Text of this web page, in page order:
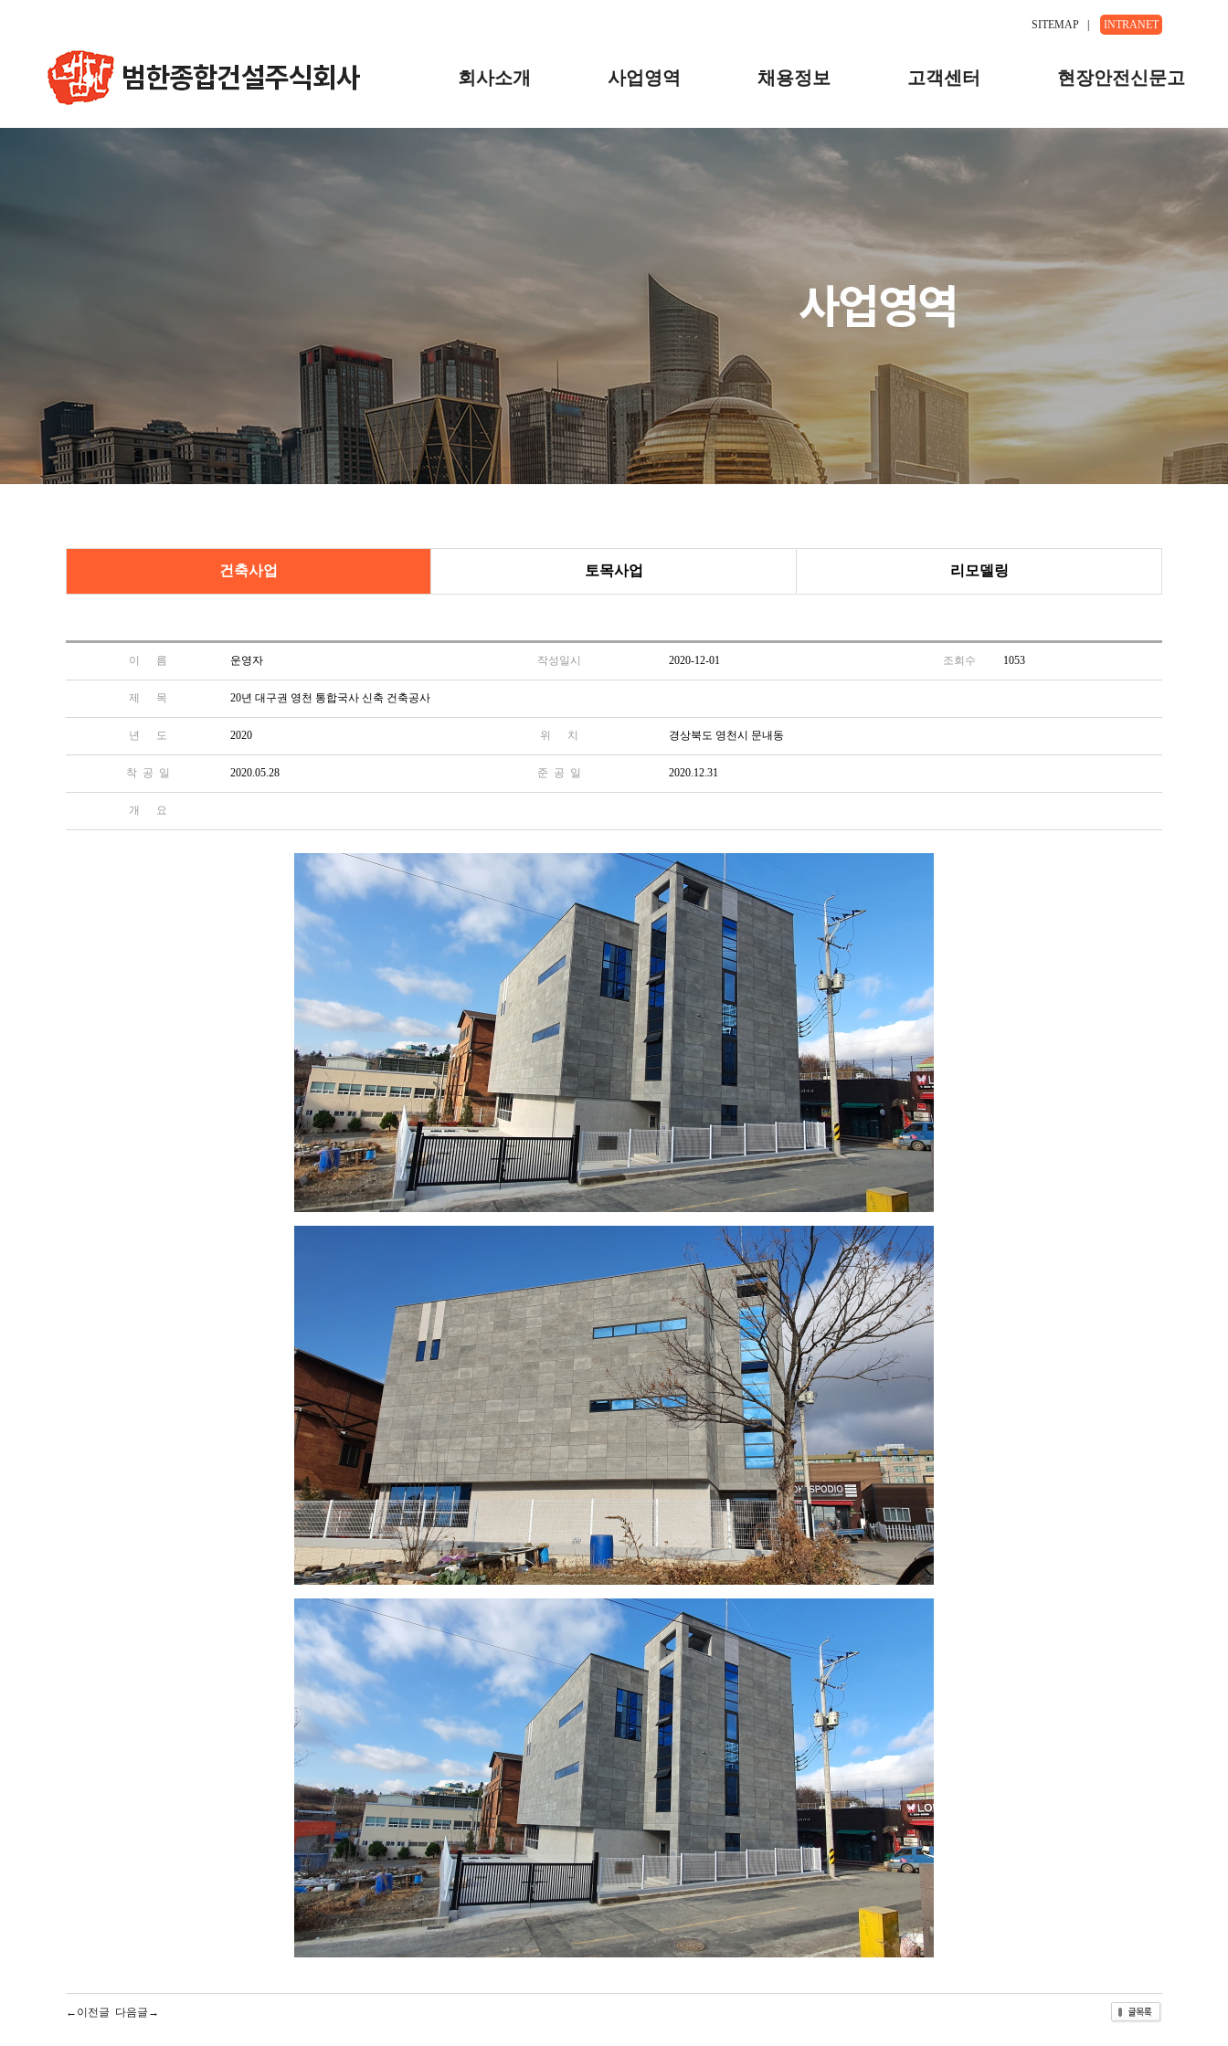
SITEMAP INTRANET
회사소개 사업영역 채용정보 고객센터 현장안전신문고
건축사업 토목사업 리모델링
이 름 운영자 작성일시 2020-12-01 조회수 1053
제 목 20년 대구권 영천 통합국사 신축 건축공사
년 도 2020 위 치 경상북도 영천시 문내동
착 공 일 2020.05.28 준 공 일 2020.12.31
개 요
←이전글 다음글→